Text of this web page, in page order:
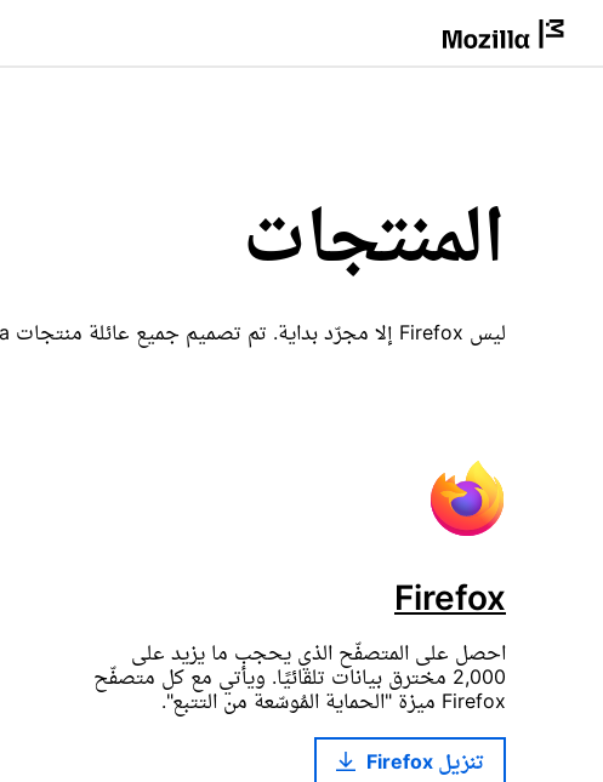
المنتجات
ليس Firefox إلا مجرّد بداية. تم تصميم جميع عائلة منتجات Mozilla لتجعلك أكثر أمانًا وذكاءً على الإنترنت.
Firefox
احصل على المتصفّح الذي يحجب ما يزيد على
2,000 مخترق بيانات تلقائيًا. ويأتي مع كل متصفّح
Firefox ميزة "الحماية المُوسّعة من التتبع".
تنزيل Firefox